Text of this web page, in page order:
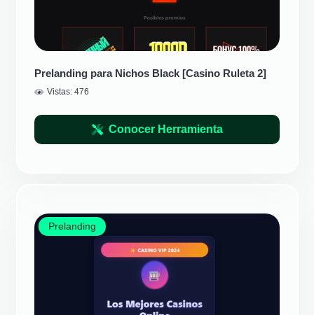
Prelanding para Nichos Black [Casino Ruleta 2]
Vistas:476
Conocer Herramienta
Prelanding